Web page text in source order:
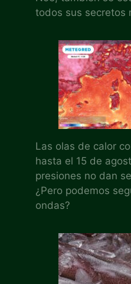
todos sus secretos
Las olas de calor
hasta el 15 de
presiones no dan
¿Pero podemos
ondas?